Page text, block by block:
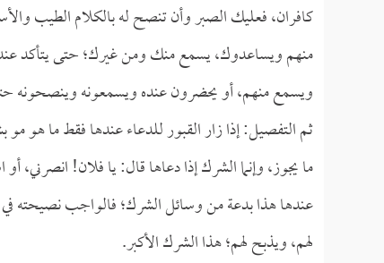
كافران، فعليك الصبر وأن تنصح له بالكلام الطيب
منهم ويساعدوك، يسمع منك ومن غيرك؛ حتى يتأكد
ويسمع منهم، أو يحضرون عنده ويسمعونه وينصحونه
ثم التفصيل: إذا زار القبور للدعاء عندها فقط ما هو
ما يجوز، وإنما الشرك إذا دعاها قال: يا فلان! انصرني،
عندها هذا بدعة من وسائل الشرك؛ فالواجب نصيحته في
لهم، ويذبح لهم؛ هذا الشرك الأكبر.